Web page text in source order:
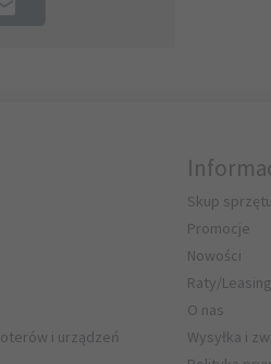
i urządzeń
Skup
Promocje
Nowości
Raty/Leasing
O nas
Wysyłka i